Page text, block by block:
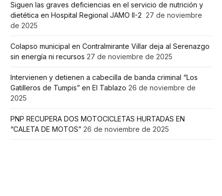
Siguen las graves deficiencias en el servicio de nutrición y
dietética en Hospital Regional JAMO II-2 27 de noviembre
de 2025
Colapso municipal en Contralmirante Villar deja al Serenazgo
sin energía ni recursos 27 de noviembre de 2025
Intervienen y detienen a cabecilla de banda criminal “Los
Gatilleros de Tumpis” en El Tablazo 26 de noviembre de
2025
PNP RECUPERA DOS MOTOCICLETAS HURTADAS EN
“CALETA DE MOTOS” 26 de noviembre de 2025